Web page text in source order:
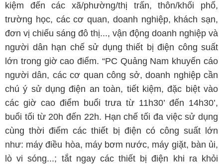
kiệm đến các xã/phường/thị trấn, thôn/khối phố,
trường học, các cơ quan, doanh nghiệp, khách sạn,
đơn vị chiếu sáng đô thị..., vận động doanh nghiệp và
người dân hạn chế sử dụng thiết bị điện công suất
lớn trong giờ cao điểm. “PC Quảng Nam khuyến cáo
người dân, các cơ quan công sở, doanh nghiệp cần
chú ý sử dụng điện an toàn, tiết kiệm, đặc biệt vào
các giờ cao điểm buổi trưa từ 11h30’ đến 14h30’,
buổi tối từ 20h đến 22h. Hạn chế tối đa việc sử dụng
cùng thời điểm các thiết bị điện có công suất lớn
như: máy điều hòa, máy bơm nước, máy giặt, bàn ủi,
lò vi sóng...; tắt ngay các thiết bị điện khi ra khỏi